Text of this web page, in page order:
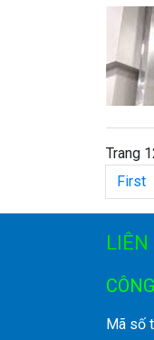
Trang
First
LIÊN
Mã số